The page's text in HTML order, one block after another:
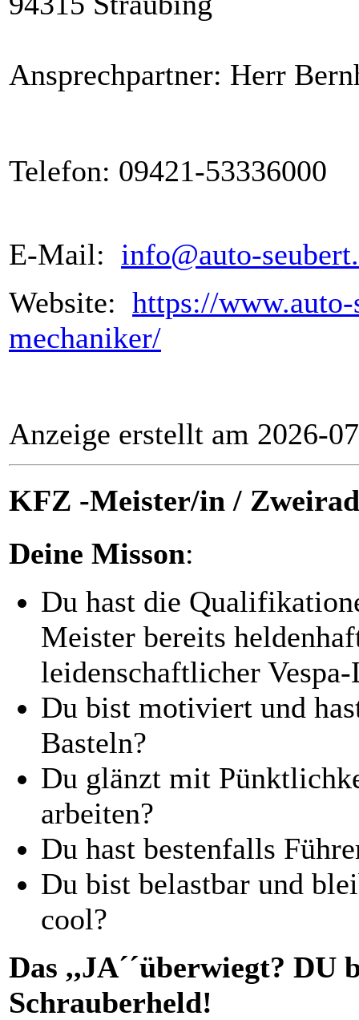
Ansprechpartner: Herr
Telefon: 09421-53336000
E-Mail: info@auto-
Website: https://
mechaniker/
Anzeige erstellt am 2026-
KFZ -Meister/in /
Deine Misson:
Du hast die
Meister bereits
leidenschaftlicher
Du bist motiviert und
Basteln?
Du glänzt mit
arbeiten?
Du hast bestenfalls
Du bist belastbar und
cool?
Das ,,JA´´überwiegt? DU
Schrauberheld!